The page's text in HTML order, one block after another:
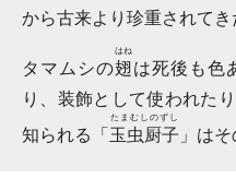
から古来より珍重されてき
タマムシの翅
はね
は死後も色
り、装飾として使われた
知られる「玉虫厨子
たまむしのずし
」はそ